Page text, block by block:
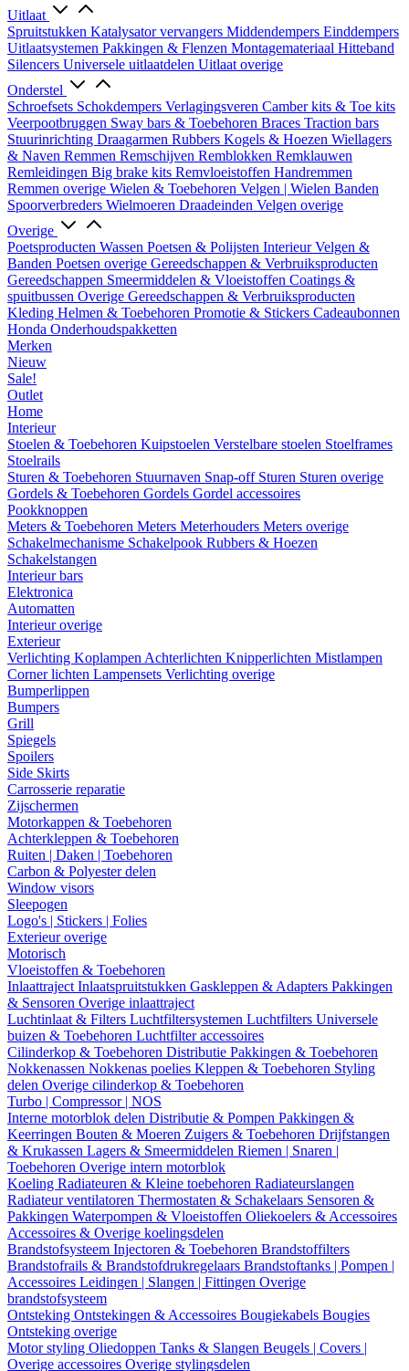
Uitlaat
Spruitstukken Katalysator vervangers Middendempers Einddempers
Uitlaatsystemen Pakkingen & Flenzen Montagemateriaal Hitteband
Silencers Universele uitlaatdelen Uitlaat overige
Onderstel
Schroefsets Schokdempers Verlagingsveren Camber kits & Toe kits
Veerpootbruggen Sway bars & Toebehoren Braces Traction bars
Stuurinrichting Draagarmen Rubbers Kogels & Hoezen Wiellagers
& Naven Remmen Remschijven Remblokken Remklauwen
Remleidingen Big brake kits Remvloeistoffen Handremmen
Remmen overige Wielen & Toebehoren Velgen | Wielen Banden
Spoorverbreders Wielmoeren Draadeinden Velgen overige
Overige
Poetsproducten Wassen Poetsen & Polijsten InterieurVelgen &
Banden Poetsen overige Gereedschappen & Verbruiksproducten
Gereedschappen Smeermiddelen & Vloeistoffen Coatings &
spuitbussen Overige Gereedschappen & Verbruiksproducten
Kleding Helmen & Toebehoren Promotie & Stickers Cadeaubonnen
Honda Onderhoudspakketten
Merken
Nieuw
Sale!
Outlet
Home
Interieur
Stoelen & Toebehoren Kuipstoelen Verstelbare stoelen Stoelframes
Stoelrails
Sturen & Toebehoren Stuurnaven Snap-off Sturen Sturen overige
Gordels & Toebehoren Gordels Gordel accessoires
Pookknoppen
Meters & Toebehoren Meters Meterhouders Meters overige
Schakelmechanisme Schakelpook Rubbers & Hoezen
Schakelstangen
Interieur bars
Elektronica
Automatten
Interieur overige
Exterieur
Verlichting Koplampen Achterlichten Knipperlichten Mistlampen
Corner lichten Lampensets Verlichting overige
Bumperlippen
Bumpers
Grill
Spiegels
Spoilers
Side Skirts
Carrosserie reparatie
Zijschermen
Motorkappen & Toebehoren
Achterkleppen & Toebehoren
Ruiten | Daken | Toebehoren
Carbon & Polyester delen
Window visors
Sleepogen
Logo's | Stickers | Folies
Exterieur overige
Motorisch
Vloeistoffen & Toebehoren
Inlaattraject Inlaatspruitstukken Gaskleppen & Adapters Pakkingen
& Sensoren Overige inlaattraject
Luchtinlaat & Filters Luchtfiltersystemen Luchtfilters Universele
buizen & Toebehoren Luchtfilter accessoires
Cilinderkop & Toebehoren Distributie Pakkingen & Toebehoren
Nokkenassen Nokkenas poelies Kleppen & Toebehoren Styling
delen Overige cilinderkop & Toebehoren
Turbo | Compressor | NOS
Interne motorblok delen Distributie & Pompen Pakkingen &
Keerringen Bouten & Moeren Zuigers & Toebehoren Drijfstangen
& Krukassen Lagers & Smeermiddelen Riemen | Snaren |
Toebehoren Overige intern motorblok
Koeling Radiateuren & Kleine toebehoren Radiateurslangen
Radiateur ventilatoren Thermostaten & Schakelaars Sensoren &
Pakkingen Waterpompen & Vloeistoffen Oliekoelers & Accessoires
Accessoires & Overige koelingsdelen
Brandstofsysteem Injectoren & Toebehoren Brandstoffilters
Brandstofrails & Brandstofdrukregelaars Brandstoftanks | Pompen |
Accessoires Leidingen | Slangen | Fittingen Overige
brandstofsysteem
Ontsteking Ontstekingen & Accessoires Bougiekabels Bougies
Ontsteking overige
Motor styling Oliedoppen Tanks & Slangen Beugels | Covers |
Overige accessoires Overige stylingsdelen